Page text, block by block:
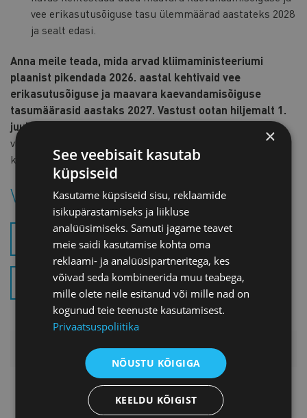
vee erikasutusõiguse tasu ülemmäärad aastateks 2028
ja sealt edasi.
Anna meile teada, mida arvad kliimaministeeriumi
plaanist pikendada 2026. aastal kehtivaid vee
erikasutusõiguse ja maavara kaevandamisõiguse
tasumäärasid aastaks 2027. Vastust ootan hiljemalt 1.
juuliks e-posti aadressile
Ettevõtete
vastuste põhjal koostan koja seisukoha, mille saadan
kliimaministeeriumile.
Vaata lisaks:
EELNÕU (1 LK) (.PDF)
SELETUSKIRI (3 LK) (.PDF)
LISAINFO
Marko Udras
Poliitikakujundamise ja
×
See veebisait kasutab
küpsiseid
Kasutame küpsiseid sisu, reklaamide
isikupärastamiseks ja liikluse
analüüsimiseks. Samuti jagame teavet
meie saidi kasutamise kohta oma
reklaami- ja analüüsipartneritega, kes
võivad seda kombineerida muu teabega,
mille olete neile esitanud või mille nad on
kogunud teie teenuste kasutamisest.
Privaatsuspoliitika
NÕUSTU KÕIGIGA
KEELDU KÕIGIST